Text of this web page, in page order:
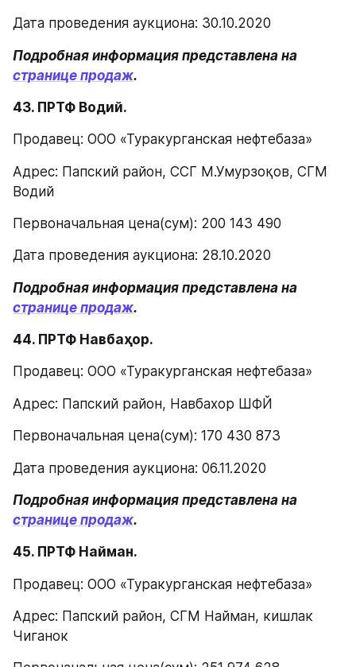
Дата проведения аукциона: 30.10.2020
странице продаж.
43. ПРТФ Водий.
Продавец: ООО «Туракурганская нефтебаза»
Адрес: Папский район, ССГ М.Умурзоқов, СГМ
Водий
Первоначальная цена(сум): 200 143 490
Дата проведения аукциона: 28.10.2020
странице продаж.
44. ПРТФ Навбаҳор.
Продавец: ООО «Туракурганская нефтебаза»
Адрес: Папский район, Навбахор ШФЙ
Первоначальная цена(сум): 170 430 873
Дата проведения аукциона: 06.11.2020
странице продаж.
45. ПРТФ Найман.
Продавец: ООО «Туракурганская нефтебаза»
Адрес: Папский район, СГМ Найман, кишлак
Чиганок